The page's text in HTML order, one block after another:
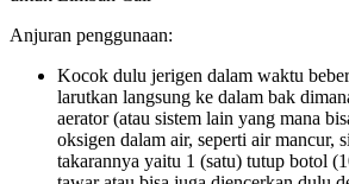
Anjuran penggunaan:
Kocok dulu jerigen dalam waktu
larutkan langsung ke dalam bak
aerator (atau sistem lain yang mana
oksigen dalam air, seperti air mancur,
takarannya yaitu 1 (satu) tutup botol